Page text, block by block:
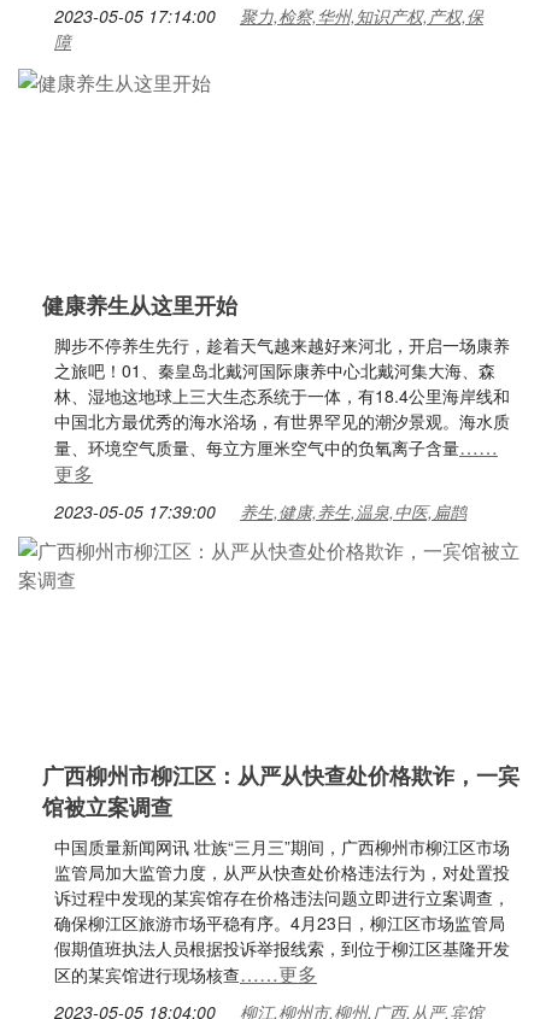
2023-05-05 17:14:00
聚力,检察,华州,知识产权,产权,保
障
健康养生从这里开始
脚步不停养生先行，趁着天气越来越好来河北，开启一场康养
之旅吧！01、秦皇岛北戴河国际康养中心北戴河集大海、森
林、湿地这地球上三大生态系统于一体，有18.4公里海岸线和
中国北方最优秀的海水浴场，有世界罕见的潮汐景观。海水质
量、环境空气质量、每立方厘米空气中的负氧离子含量……
更多
2023-05-05 17:39:00 养生,健康,养生,温泉,中医,扁鹊
广西柳州市柳江区：从严从快查处价格欺诈，一宾
馆被立案调查
中国质量新闻网讯 壮族“三月三”期间，广西柳州市柳江区市场
监管局加大监管力度，从严从快查处价格违法行为，对处置投
诉过程中发现的某宾馆存在价格违法问题立即进行立案调查，
确保柳江区旅游市场平稳有序。4月23日，柳江区市场监管局
假期值班执法人员根据投诉举报线索，到位于柳江区基隆开发
区的某宾馆进行现场核查……更多
2023-05-05 18:04:00 柳江,柳州市,柳州,广西,从严,宾馆